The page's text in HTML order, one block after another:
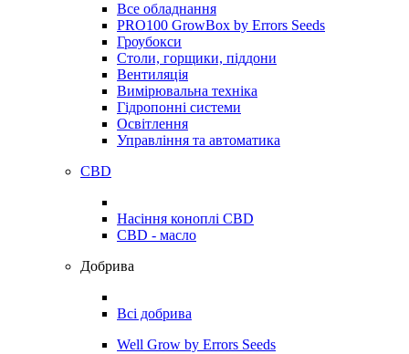
Все обладнання
PRO100 GrowBox by Errors Seeds
Гроубокси
Столи, горщики, піддони
Вентиляція
Вимірювальна техніка
Гідропонні системи
Освітлення
Управління та автоматика
CBD
Насіння коноплі CBD
CBD - масло
Добрива
Всі добрива
Well Grow by Errors Seeds